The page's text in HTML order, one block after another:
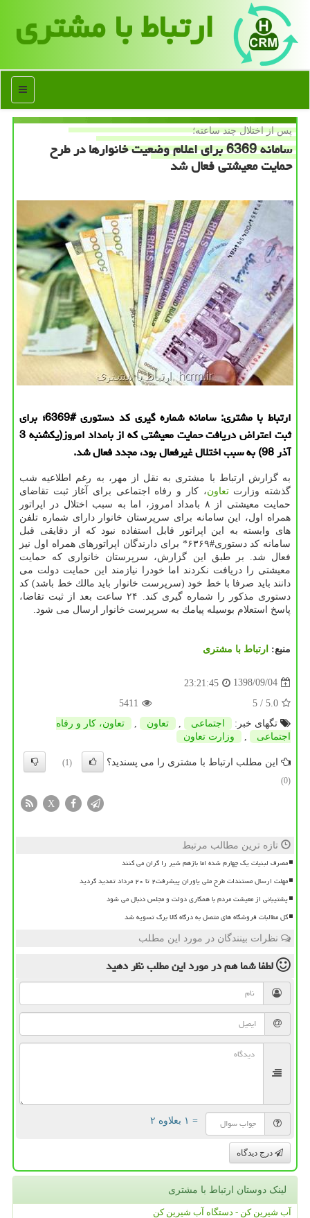
ارتباط با مشتری
منو
پس از اختلال چند ساعته؛
سامانه 6369 برای اعلام وضعیت خانوارها در طرح
حمایت معیشتی فعال شد
ارتباط با مشتری: سامانه شماره گیری كد دستوری #6369؛ برای
ثبت اعتراض دریافت حمایت معیشتی كه از بامداد امروز(یكشنبه 3
آذر 98) به سبب اختلال غیرفعال بود، مجدد فعال شد.
به گزارش ارتباط با مشتری به نقل از مهر، به رغم اطلاعیه شب
گذشته وزارتتعاون، كار و رفاه اجتماعی برای آغاز ثبت تقاضای
حمایت معیشتی از ۸ بامداد امروز، اما به سبب اختلال در اپراتور
همراه اول، این سامانه برای سرپرستان خانوار دارای شماره تلفن
های وابسته به این اپراتور قابل استفاده نبود كه از دقایقی قبل
سامانه كد دستوری#۶۳۶۹* برای دارندگان اپراتورهای همراه اول نیز
فعال شد. بر طبق این گزارش، سرپرستان خانواری كه حمایت
معیشتی را دریافت نكردند اما خودرا نیازمند این حمایت دولت می
دانند باید صرفا با خط خود (سرپرست خانوار باید مالك خط باشد) كد
دستوری مذكور را شماره گیری كند. ۲۴ ساعت بعد از ثبت تقاضا،
پاسخ استعلام بوسیله پیامك به سرپرست خانوار ارسال می شود.
منبع: ارتباط با مشتری
1398/09/04
23:21:45
5.0
/ 5
5411
تگهای خبر:
اجتماعی , تعاون ,
تعاون، كار و رفاه
اجتماعی
, وزارت تعاون
این مطلب ارتباط با مشتری را می پسندید؟
(1)
(0)
X
تازه ترین مطالب مرتبط
مصرف لبنیات یک چهارم شده اما بازهم شیر را گران می کنند
مهلت ارسال مستندات طرح ملی یاوران پیشرفت۲ تا ۲۰ مرداد تمدید گردید
پشتیبانی از معیشت مردم با همکاری دولت و مجلس دنبال می شود
کل مطالبات فروشگاه های متصل به درگاه کالا برگ تسویه شد
نظرات بینندگان در مورد این مطلب
لطفا شما همدر مورد این مطلبنظر دهید
= ۱ بعلاوه ۲
درج دیدگاه
لینک دوستان ارتباط با مشتری
آب شیرین کن - دستگاه آب شیرین کن